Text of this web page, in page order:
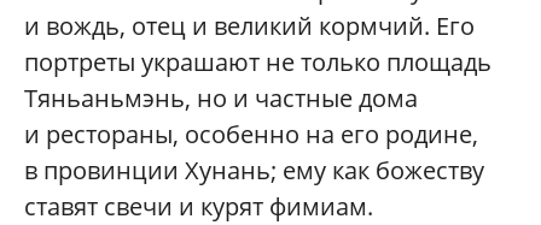
и вождь, отец и великий кормчий. Его
портреты украшают не только площадь
Тяньаньмэнь, но и частные дома
и рестораны, особенно на его родине,
в провинции Хунань; ему как божеству
ставят свечи и курят фимиам.